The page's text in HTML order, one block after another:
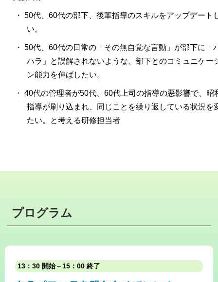
・ 50代、60代の部下、後輩指導のスキルをアップデート
い。
・ 50代、60代の日常の「その無自覚な言動」が部下に「
ハラ」と誤解されないような、部下とのコミュニケー
ン能力を伸ばしたい。
・ 40代の管理者が50代、60代上司の指導の悪影響で、昭
指導が刷り込まれ、同じことを繰り返している状況を
たい。と考える研修担当者
プログラム
13：30 開始－15：00 終了